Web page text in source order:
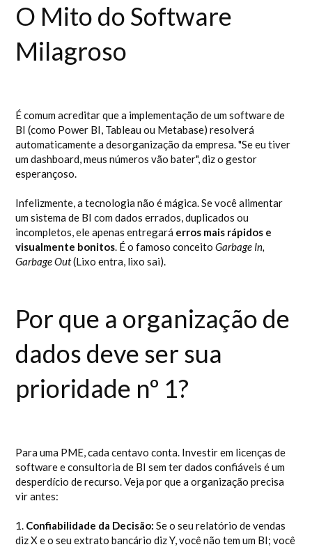
O Mito do Software
Milagroso
É comum acreditar que a implementação de um software de
BI (como Power BI, Tableau ou Metabase) resolverá
automaticamente a desorganização da empresa. "Se eu tiver
um dashboard, meus números vão bater", diz o gestor
esperançoso.
Infelizmente, a tecnologia não é mágica. Se você alimentar
um sistema de BI com dados errados, duplicados ou
incompletos, ele apenas entregará erros mais rápidos e
visualmente bonitos. É o famoso conceitoGarbage In,
Garbage Out(Lixo entra, lixo sai).
Por que a organização de
dados deve ser sua
prioridade nº 1?
Para uma PME, cada centavo conta. Investir em licenças de
software e consultoria de BI sem ter dados confiáveis é um
desperdício de recurso. Veja por que a organização precisa
vir antes:
1. Confiabilidade da Decisão: Se o seu relatório de vendas
diz X e o seu extrato bancário diz Y, você não tem um BI; você